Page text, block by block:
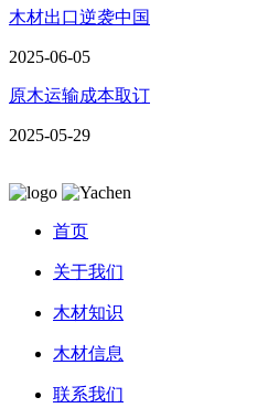
木材出口逆袭中国
2025-06-05
原木运输成本取订
2025-05-29
首页
关于我们
木材知识
木材信息
联系我们